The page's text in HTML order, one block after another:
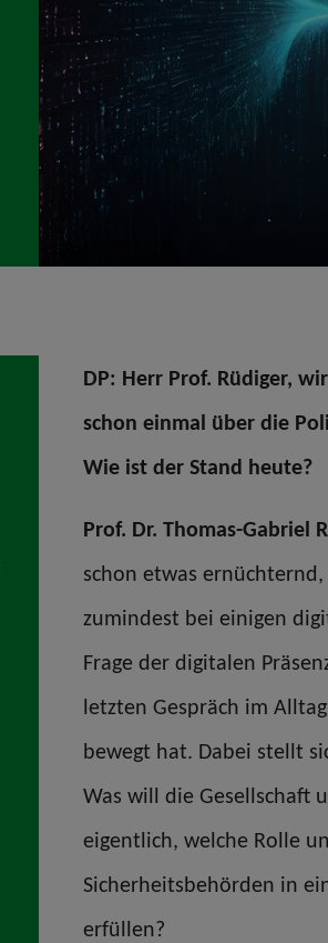
DP: Herr Prof. Rüdiger,
schon einmal über die
Wie ist der Stand heute?
Prof. Dr. Thomas-Gabriel
schon etwas
zumindest bei einigen
Frage der digitalen
letzten Gespräch im
bewegt hat. Dabei stellt
Was will die Gesellschaft
eigentlich, welche Rolle
Sicherheitsbehörden in
erfüllen?